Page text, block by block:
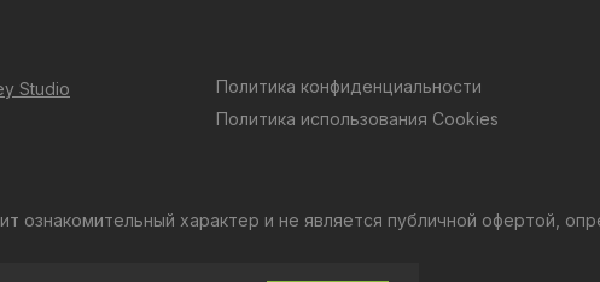
ознакомительный характер и не является публичной офертой,
Политика использования Cookies
Политика конфиденциальности
Studio